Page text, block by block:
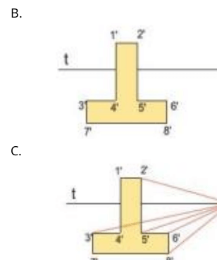
B.
C.